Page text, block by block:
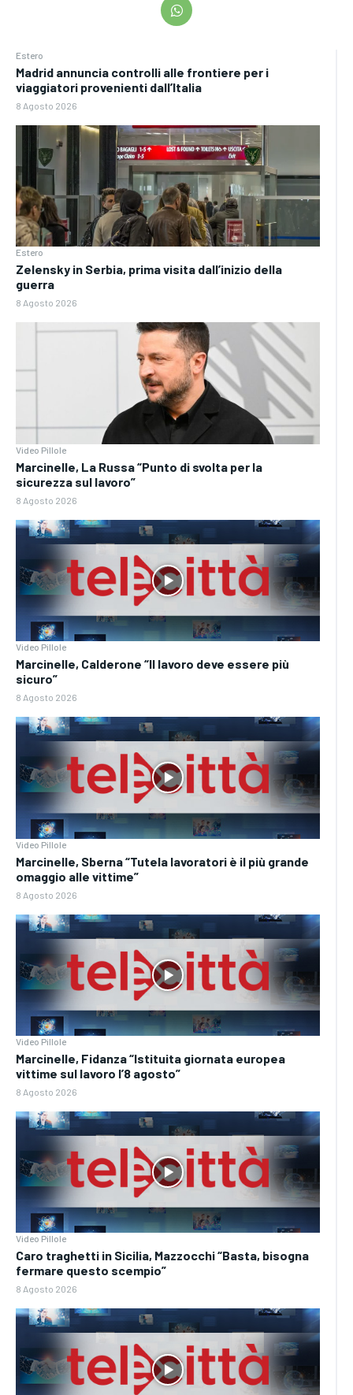
Estero
Madrid annuncia controlli alle frontiere per i
viaggiatori provenienti dall’Italia
8 Agosto 2026
Estero
Zelensky in Serbia, prima visita dall’inizio della
guerra
8 Agosto 2026
Video Pillole
Marcinelle, La Russa “Punto di svolta per la
sicurezza sul lavoro”
8 Agosto 2026
Video Pillole
Marcinelle, Calderone “Il lavoro deve essere più
sicuro”
8 Agosto 2026
Video Pillole
Marcinelle, Sberna “Tutela lavoratori è il più grande
omaggio alle vittime”
8 Agosto 2026
Video Pillole
Marcinelle, Fidanza “Istituita giornata europea
vittime sul lavoro l’8 agosto”
8 Agosto 2026
Video Pillole
Caro traghetti in Sicilia, Mazzocchi “Basta, bisogna
fermare questo scempio”
8 Agosto 2026